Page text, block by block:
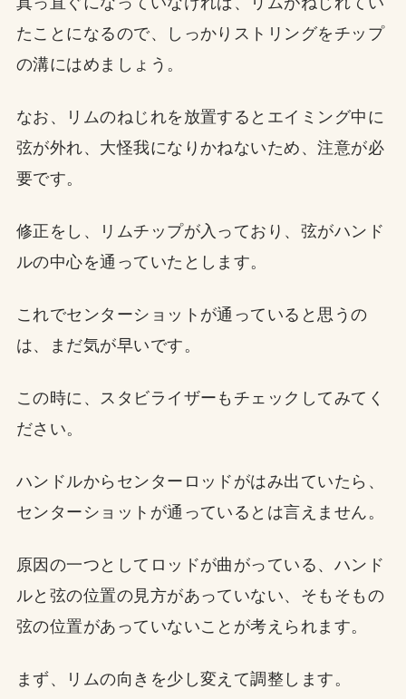
たことになるので、しっかりストリングをチップ
の溝にはめましょう。
なお、リムのねじれを放置するとエイミング中に
弦が外れ、大怪我になりかねないため、注意が必
要です。
修正をし、リムチップが入っており、弦がハンド
ルの中心を通っていたとします。
これでセンターショットが通っていると思うの
は、まだ気が早いです。
この時に、スタビライザーもチェックしてみてく
ださい。
ハンドルからセンターロッドがはみ出ていたら、
センターショットが通っているとは言えません。
原因の一つとしてロッドが曲がっている、ハンド
ルと弦の位置の見方があっていない、そもそもの
弦の位置があっていないことが考えられます。
まず、リムの向きを少し変えて調整します。